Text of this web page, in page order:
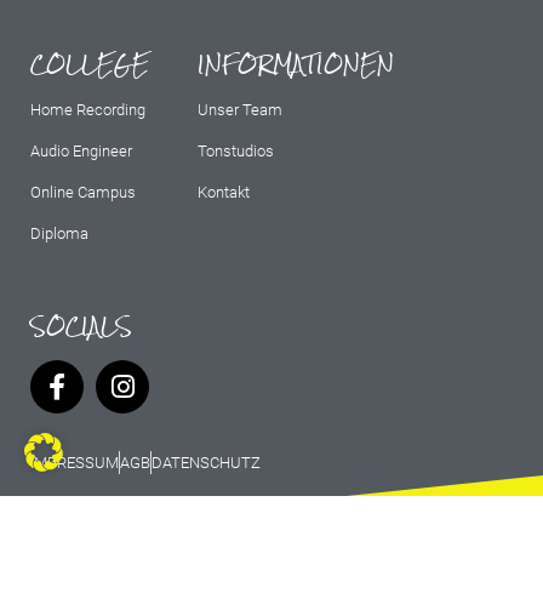
COLLEGE
Home Recording
Audio Engineer
Online Campus
Diploma
INFORMATIONEN
Unser Team
Tonstudios
Kontakt
SOCIALS
IMPRESSUMAGBDATENSCHUTZ